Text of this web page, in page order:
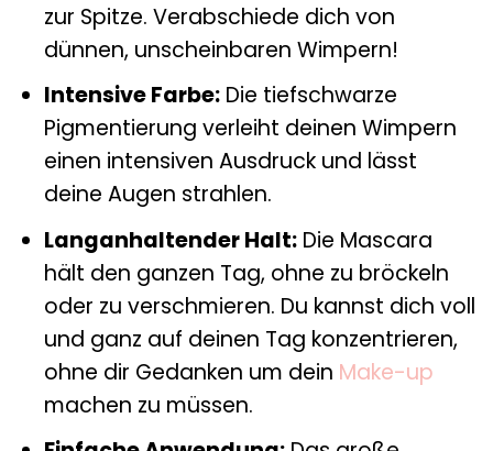
zur Spitze. Verabschiede dich von
dünnen, unscheinbaren Wimpern!
Intensive Farbe:Die tiefschwarze
Pigmentierung verleiht deinen Wimpern
einen intensiven Ausdruck und lässt
deine Augen strahlen.
Langanhaltender Halt:Die Mascara
hält den ganzen Tag, ohne zu bröckeln
oder zu verschmieren. Du kannst dich voll
und ganz auf deinen Tag konzentrieren,
ohne dir Gedanken um dein Make-up
machen zu müssen.